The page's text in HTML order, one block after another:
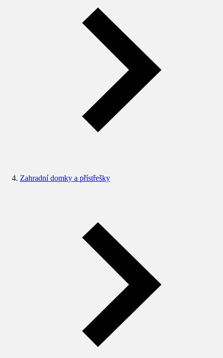
Zahradní domky a přístřešky